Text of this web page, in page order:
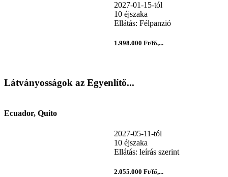
2027-01-15-tól
10 éjszaka
Ellátás: Félpanzió
1.998.000 Ft/fő,...
Látványosságok az Egyenlítő...
Ecuador, Quito
2027-05-11-tól
10 éjszaka
Ellátás: leírás szerint
2.055.000 Ft/fő,...